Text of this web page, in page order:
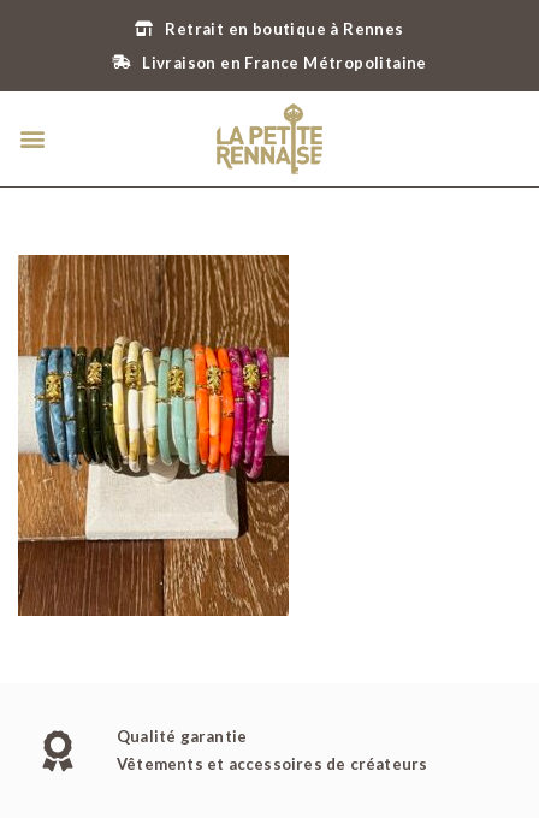
Retrait en boutique à Rennes
Livraison en France Métropolitaine
Qualité garantie
Vêtements et accessoires de créateurs